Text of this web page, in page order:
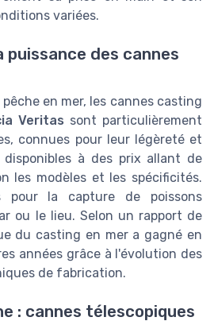
variées.
puissance des cannes
en mer, les cannes casting
Veritas sont particulièrement
connues pour leur légèreté et
à des prix allant de
les modèles et les spécificités.
pour la capture de poissons
ou le lieu. Selon un rapport de
du casting en mer a gagné en
années grâce à l'évolution des
de fabrication.
: cannes télescopiques